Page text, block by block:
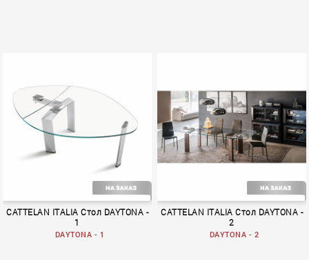
BOOK 1
CATTELAN ITALIA Стол DAYTONA -
1
DAYTONA - 1
CATTELAN ITALIA Стол DAYTONA -
2
DAYTONA - 2